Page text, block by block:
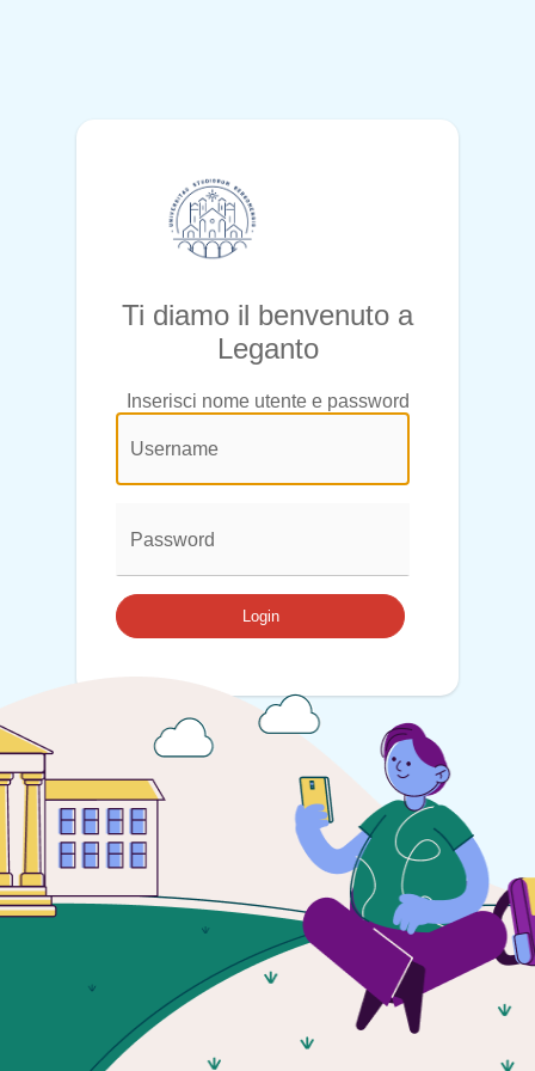
Ti diamo il benvenuto a
Leganto
Inserisci nome utente e password
@login.legend@
User
Name: